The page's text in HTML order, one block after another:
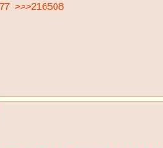
>>>216508